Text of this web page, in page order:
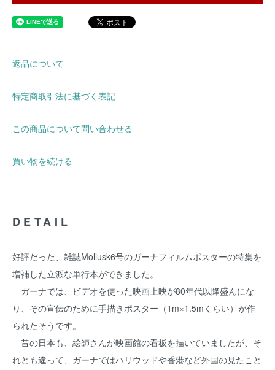
返品について
特定商取引法に基づく表記
この商品について問い合わせる
買い物を続ける
DETAIL
好評だった、雑誌Mollusk6号のガーナフィルムポスターの特集を
増補した立派な単行本ができました。
ガーナでは、ビデオを使った映画上映が80年代以降盛んにな
り、その宣伝のために手描きポスター（1m×1.5mくらい）が作
られたそうです。
昔の日本も、絵師さんが映画館の看板を描いていましたが、そ
れとも違って、ガーナではハリウッドや香港など外国の見たこと